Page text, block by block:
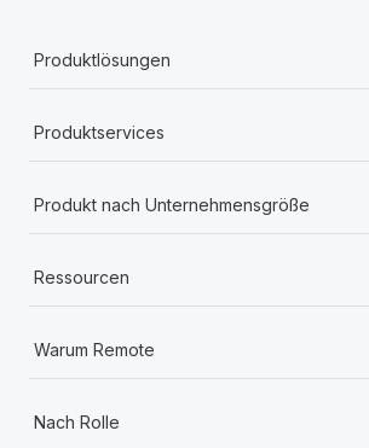
Produktlösungen
Produktservices
Produkt nach Unternehmensgröße
Ressourcen
Warum Remote
Nach Rolle